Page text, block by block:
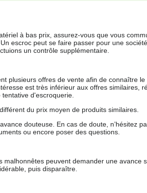
à bas prix, assurez-vous que vous
escroc peut se faire passer pour une
un contrôle supplémentaire.
plusieurs offres de vente afin de connaître
est très inférieur aux offres similaires,
d'escroquerie.
du prix moyen de produits similaires.
douteuse. En cas de doute, n’hésitez
ou encore poser des questions.
peuvent demander une
puis disparaître.